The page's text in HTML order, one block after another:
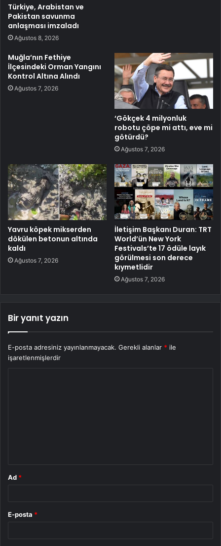
Türkiye, Arabistan ve
Pakistan savunma
anlaşması imzaladı
Ağustos 8, 2026
Muğla’nın Fethiye
İlçesindeki Orman Yangını
Kontrol Altına Alındı
Ağustos 7, 2026
‘Gökçek 4 milyonluk
robotu çöpe mi attı, eve mi
götürdü?
Ağustos 7, 2026
Yavru köpek mikserden
dökülen betonun altında
kaldı
Ağustos 7, 2026
İletişim Başkanı Duran: TRT
World’ün New York
Festivals’te 17 ödüle layık
görülmesi son derece
kıymetlidir
Ağustos 7, 2026
Bir yanıt yazın
E-posta adresiniz yayınlanmayacak. Gerekli alanlar * ile
işaretlenmişlerdir
Ad *
E-posta *